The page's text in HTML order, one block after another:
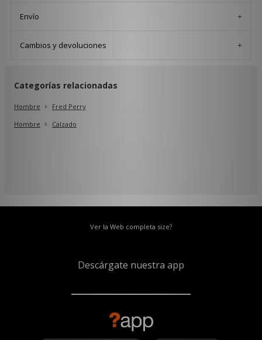
Envío
Cambios y devoluciones
Categorías relacionadas
Hombre
Fred Perry
Hombre
Calzado
Ver la Web completa size?
Descárgate nuestra app